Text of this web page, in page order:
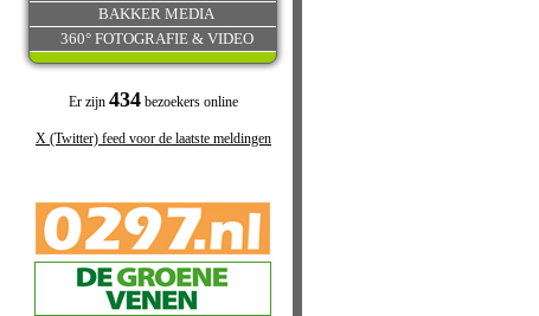
BAKKER MEDIA
360° FOTOGRAFIE & VIDEO
Er zijn 434bezoekers online
X (Twitter) feed voor de laatste meldingen